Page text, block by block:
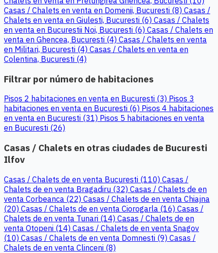
Casas / Chalets en venta en Domenii, Bucuresti (8) Casas /
Chalets en venta en Giulesti, Bucuresti (6) Casas / Chalets
en venta en Bucurestii Noi, Bucuresti (6) Casas / Chalets en
venta en Ghencea, Bucuresti (4) Casas / Chalets en venta
en Militari, Bucuresti (4) Casas / Chalets en venta en
Colentina, Bucuresti (4)
Filtrar por número de habitaciones
Pisos 2 habitaciones en venta en Bucuresti (3) Pisos 3
habitaciones en venta en Bucuresti (6) Pisos 4 habitaciones
en venta en Bucuresti (31) Pisos 5 habitaciones en venta
en Bucuresti (26)
Casas / Chalets en otras ciudades de Bucuresti
Ilfov
Casas / Chalets de en venta Bucuresti (110) Casas /
Chalets de en venta Bragadiru (32) Casas / Chalets de en
venta Corbeanca (22) Casas / Chalets de en venta Chiajna
(20) Casas / Chalets de en venta Ciorogarla (16) Casas /
Chalets de en venta Tunari (14) Casas / Chalets de en
venta Otopeni (14) Casas / Chalets de en venta Snagov
(10) Casas / Chalets de en venta Domnesti (9) Casas /
Chalets de en venta Clinceni (8)